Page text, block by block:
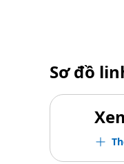
Sơ đồ